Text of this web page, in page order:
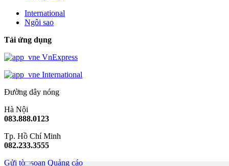
International
Ngôi sao
Tải ứng dụng
VnExpress
International
Đường dây nóng
Hà Nội
083.888.0123
Tp. Hồ Chí Minh
082.233.3555
Gửi tòa soạn Quảng cáo